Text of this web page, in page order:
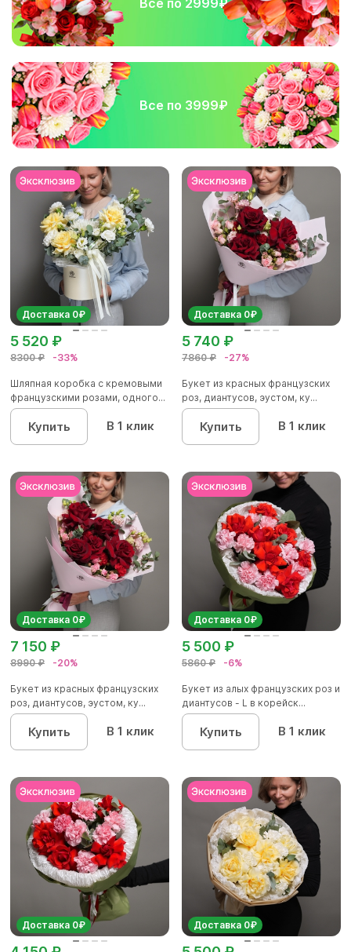
Все по 2999₽
Все по 3999₽
Доставка 0₽
8300 ₽ -33%
5 520 ₽
Шляпная коробка с кремовыми
французскими розами, одного...
Купить В 1 клик
Доставка 0₽
7860 ₽ -27%
5 740 ₽
Букет из красных французских
роз, диантусов, эустом, ку...
Купить В 1 клик
Доставка 0₽
8990 ₽ -20%
7 150 ₽
Букет из красных французских
роз, диантусов, эустом, ку...
Купить В 1 клик
Доставка 0₽
5860 ₽ -6%
5 500 ₽
Букет из алых французских роз и
диантусов - L в корейск...
Купить В 1 клик
Доставка 0₽ Доставка 0₽